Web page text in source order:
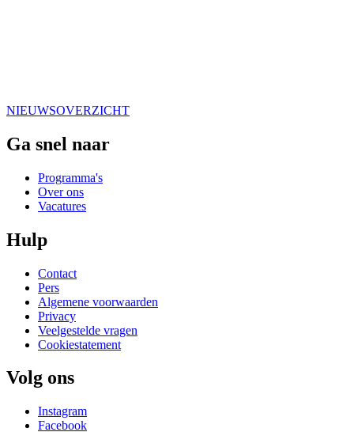
NIEUWSOVERZICHT
Ga snel naar
Programma's
Over ons
Vacatures
Hulp
Contact
Pers
Algemene voorwaarden
Privacy
Veelgestelde vragen
Cookiestatement
Volg ons
Instagram
Facebook